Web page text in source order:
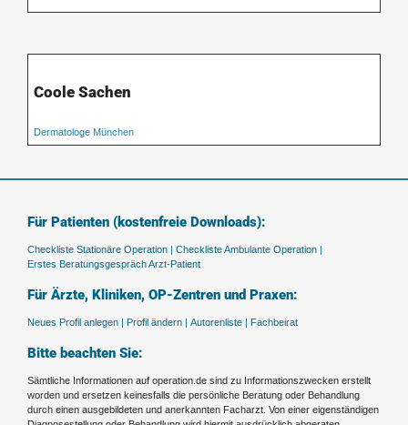
Coole Sachen
Dermatologe München
Für Patienten (kostenfreie Downloads):
Checkliste Stationäre Operation | Checkliste Ambulante Operation |
Erstes Beratungsgespräch Arzt-Patient
Für Ärzte, Kliniken, OP-Zentren und Praxen:
Neues Profil anlegen | Profil ändern | Autorenliste | Fachbeirat
Bitte beachten Sie:
Sämtliche Informationen auf operation.de sind zu Informationszwecken erstellt
worden und ersetzen keinesfalls die persönliche Beratung oder Behandlung
durch einen ausgebildeten und anerkannten Facharzt. Von einer eigenständigen